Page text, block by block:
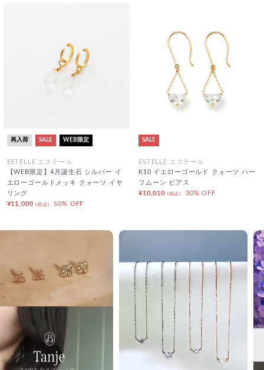
再入荷 SALE WEB限定
ESTELLE エステール
【WEB限定】4月誕生石 シルバー イ
エローゴールドメッキ クォーツ イヤ
リング
¥11,000(税込) 50% OFF
SALE
ESTELLE エステール
K10 イエローゴールド クォーツ ハー
フムーン ピアス
¥10,010 (税込) 30% OFF